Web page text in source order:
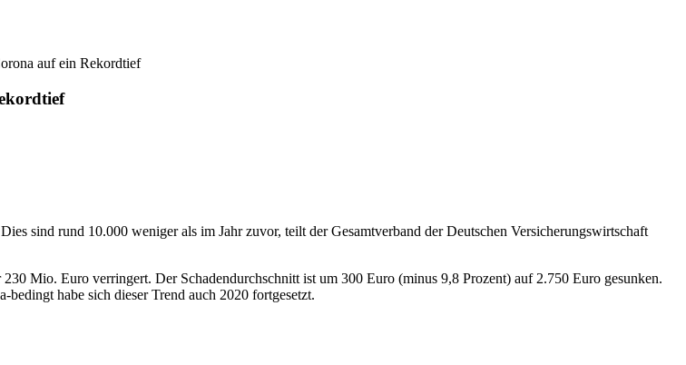
auf ein Rekordtief
sind rund 10.000 weniger als im Jahr zuvor, teilt der Gesamtverband der Deutschen Versicherungswirtschaft
Mio. Euro verringert. Der Schadendurchschnitt ist um 300 Euro (minus 9,8 Prozent) auf 2.750 Euro gesunken.
habe sich dieser Trend auch 2020 fortgesetzt.